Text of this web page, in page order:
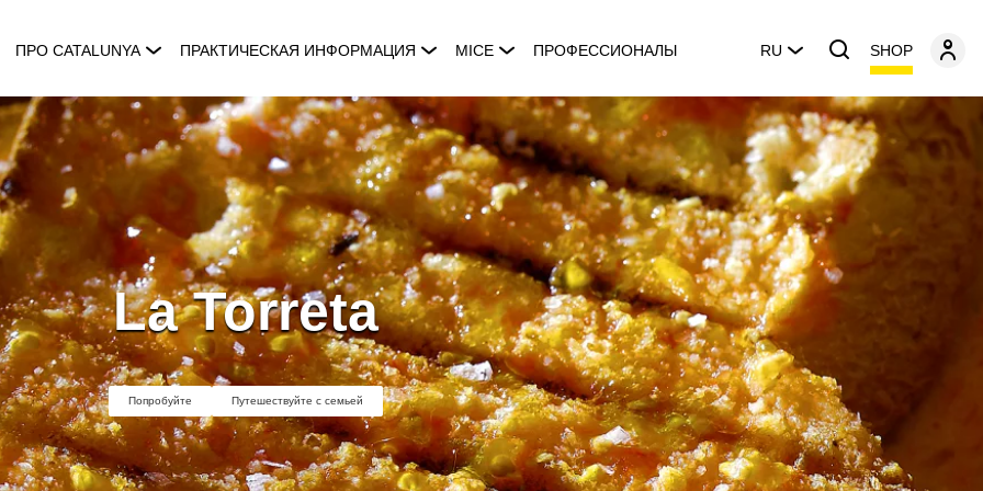
ПРО CATALUNYA ПРАКТИЧЕСКАЯ ИНФОРМАЦИЯ MICE ПРОФЕССИОНАЛЫ RU SHOP
La Torreta
Попробуйте Путешествуйте с семьей